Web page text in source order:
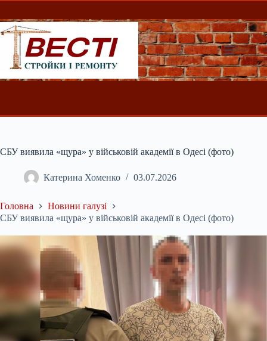
Перейти
вмісту
СБУ виявила «щура» у військовій академії в Одесі (фото)
Катерина Хоменко 03.07.2026
Головна
Новини галузі
СБУ виявила «щура» у військовій академії в Одесі (фото)